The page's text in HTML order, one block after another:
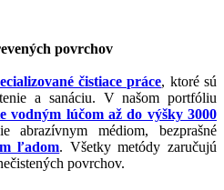
povrchov
čistiace práce, ktoré sú
a sanáciu. V našom portfóliu
vodným lúčom až do výšky 3000
abrazívnym médiom, bezprašné
ľadom. Všetky metódy zaručujú
povrchov.